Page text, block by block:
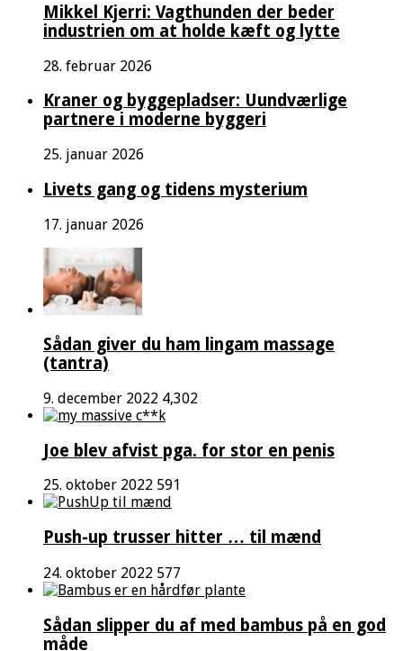
Mikkel Kjerri: Vagthunden der beder
industrien om at holde kæft og lytte
28. februar 2026
Kraner og byggepladser: Uundværlige
partnere i moderne byggeri
25. januar 2026
Livets gang og tidens mysterium
17. januar 2026
Sådan giver du ham lingam massage
(tantra)
9. december 2022 4,302
Joe blev afvist pga. for stor en penis
25. oktober 2022 591
Push-up trusser hitter … til mænd
24. oktober 2022 577
Sådan slipper du af med bambus på en god
måde